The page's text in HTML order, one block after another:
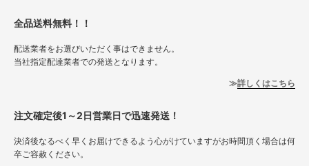
全品送料無料！！
配送業者をお選びいただく事はできません。
当社指定配達業者での発送となります。
詳しくはこちら
注文確定後1～2日営業日で迅速発送！
決済後なるべく早くお届けできるよう心がけていますがお時間頂く場合は何
卒ご容赦ください。